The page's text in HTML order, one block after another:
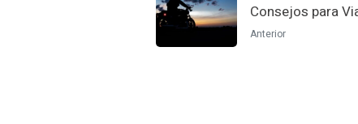
Consejos para
Anterior